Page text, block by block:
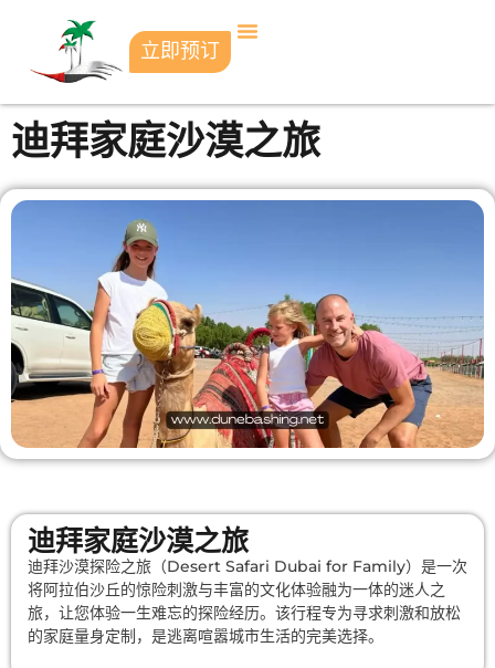
立即预订
迪拜家庭沙漠之旅
迪拜家庭沙漠之旅
迪拜沙漠探险之旅（Desert Safari Dubai for Family）是一次
将阿拉伯沙丘的惊险刺激与丰富的文化体验融为一体的迷人之
旅，让您体验一生难忘的探险经历。该行程专为寻求刺激和放松
的家庭量身定制，是逃离喧嚣城市生活的完美选择。